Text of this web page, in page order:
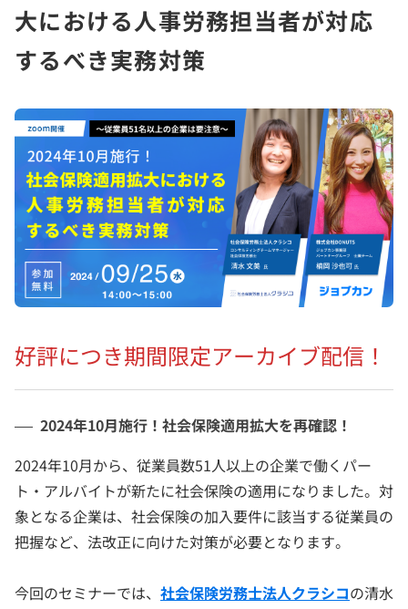
大における人事労務担当者が対応
するべき実務対策
好評につき期間限定アーカイブ配信！
2024年10月施行！社会保険適用拡大を再確認！
2024年10月から、従業員数51人以上の企業で働くパー
ト・アルバイトが新たに社会保険の適用になりました。対
象となる企業は、社会保険の加入要件に該当する従業員の
把握など、法改正に向けた対策が必要となります。
今回のセミナーでは、 社会保険労務士法人クラシコの清水